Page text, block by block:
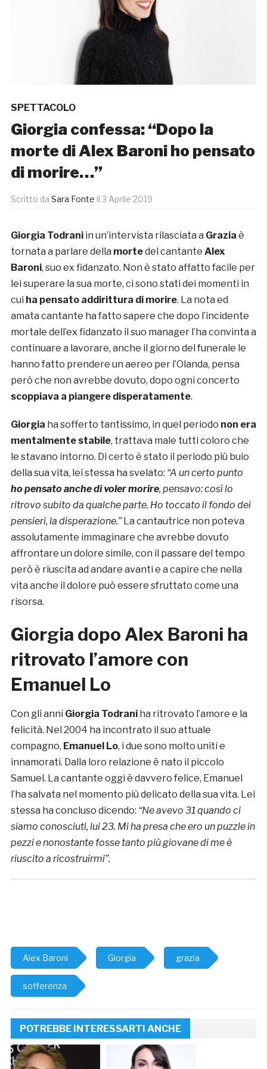
SPETTACOLO
Giorgia confessa: “Dopo la
morte di Alex Baroni ho pensato
di morire…”
Scritto da Sara Fonte il 3 Aprile 2019
Giorgia Todrani in un’intervista rilasciata a Grazia è
tornata a parlare della mortedel cantante Alex
Baroni, suo ex fidanzato. Non è stato affatto facile per
lei superare la sua morte, ci sono stati dei momenti in
cui ha pensato addirittura di morire. La nota ed
amata cantante ha fatto sapere che dopo l’incidente
mortale dell’ex fidanzato il suo manager l’ha convinta a
continuare a lavorare, anche il giorno del funerale le
hanno fatto prendere un aereo per l’Olanda, pensa
però che non avrebbe dovuto, dopo ogni concerto
scoppiava a piangere disperatamente.
Giorgia ha sofferto tantissimo, in quel periodo non era
mentalmente stabile, trattava male tutti coloro che
le stavano intorno. Di certo è stato il periodo più buio
della sua vita, lei stessa ha svelato: “A un certo punto
ho pensato anche di voler morire, pensavo: così lo
ritrovo subito da qualche parte. Ho toccato il fondo dei
pensieri, la disperazione.” La cantautrice non poteva
assolutamente immaginare che avrebbe dovuto
affrontare un dolore simile, con il passare del tempo
però è riuscita ad andare avanti e a capire che nella
vita anche il dolore può essere sfruttato come una
risorsa.
Giorgia dopo Alex Baroni ha
ritrovato l’amore con
Emanuel Lo
Con gli anni Giorgia Todrani ha ritrovato l’amore e la
felicità. Nel 2004 ha incontrato il suo attuale
compagno, Emanuel Lo, i due sono molto uniti e
innamorati. Dalla loro relazione è nato il piccolo
Samuel. La cantante oggi è davvero felice, Emanuel
l’ha salvata nel momento più delicato della sua vita. Lei
stessa ha concluso dicendo: “Ne avevo 31 quando ci
siamo conosciuti, lui 23. Mi ha presa che ero un puzzle in
pezzi e nonostante fosse tanto più giovane di me è
riuscito a ricostruirmi”.
Alex Baroni Giorgia grazia
sofferenza
POTREBBE INTERESSARTI ANCHE